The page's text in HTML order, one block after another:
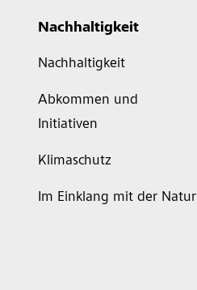
Nachhaltigkeit
Nachhaltigkeit
Abkommen und
Initiativen
Klimaschutz
Im Einklang mit der Natur